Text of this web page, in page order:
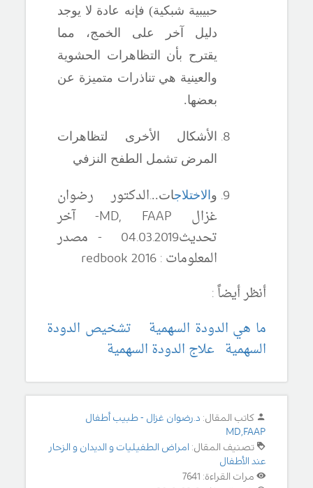
حبيبية شبكية) فإنه عادة لا يوجد
دليل آخر على الخمج، مما
يقترح بأن التظاهرات الحشوية
والعينية هي تناذرات متميزة عن
بعضها.
الأشكال الأخرى لتظاهرات
المرض تشمل الطفح النزفي
والاختلاجات...الدكتور رضوان
غزال MD, FAAP
-آخر
تحديث04
.03.20
19 - مصدر
المعلومات :redbook 2016
أنظر أيضاً :
ما هي الدودة السهمية
تشخيص الدودة
السهمية علاج الدودة السهمية
كاتب المقال: د.رضوان غزال - طبيب أطفال
MD,FAAP
تصنيف المقال: امراض الطفيليات و الديدان و الزحار
عند الأطفال
مرات القراءة: 7641